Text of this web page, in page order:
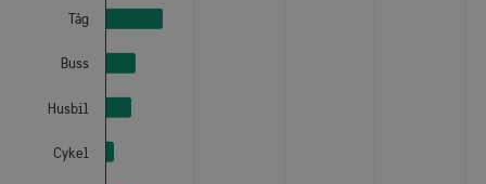
Tåg
Buss
Husbil
Cykel